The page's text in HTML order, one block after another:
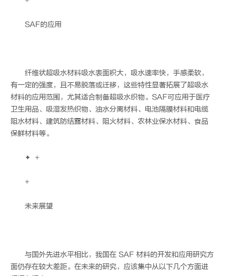
SAF的应用
纤维状超吸水材料吸水表面积大，吸水速率快，手感柔软，
有一定的强度，且不易脱落或迁移，这些特性显著拓展了超吸水
材料的应用范围，尤其适合制备超吸水织物。SAF可应用于医疗
卫生用品、吸湿发热织物、油水分离材料、电池隔膜材料和电缆
阻水材料、建筑防结露材料、阻火材料、农林业保水材料、食品
保鲜材料等。
✦ +
+
未来展望
与国外先进水平相比，我国在 SAF 材料的开发和应用研究方
面仍存在较大差距。在未来的研究，应该集中从以下几个方面进